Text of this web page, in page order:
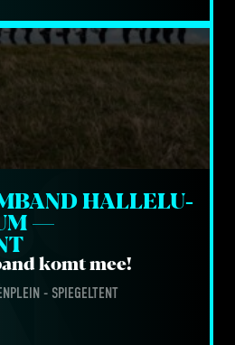
HAL­LE­LU­
—
komt mee!
- SPIEGELTENT